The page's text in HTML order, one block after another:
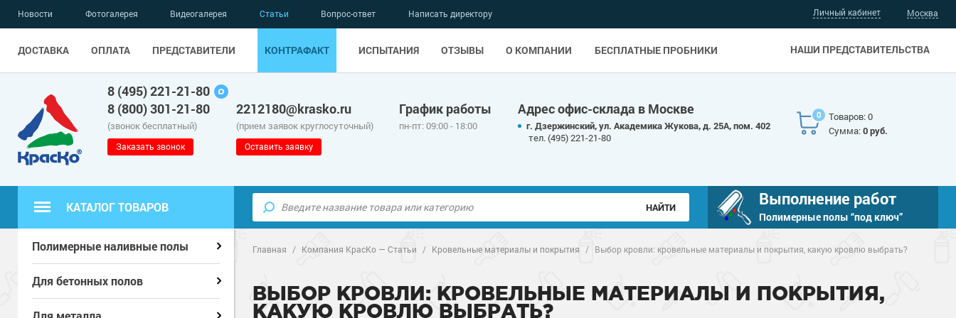
Личный кабинет
НАШИ ПРЕДСТАВИТЕЛЬСТВА
Новости Фотогалерея Видеогалерея Статьи Вопрос-ответ Написать директору
ДОСТАВКА ОПЛАТА ПРЕДСТАВИТЕЛИ КОНТРАФАКТ ИСПЫТАНИЯ ОТЗЫВЫ О КОМПАНИИ БЕСПЛАТНЫЕ ПРОБНИКИ
Москва
8 (495) 221-21-80
8 (800) 301-21-80
(звонок бесплатный)
Заказать звонок
2212180@krasko.ru
(прием заявок круглосуточный)
Оставить заявку
График работы
пн-пт: 09:00 - 18:00
Адрес офис-склада в Москве
г. Дзержинский, ул. Академика Жукова, д. 25А, пом. 402
тел. (495) 221-21-80
0
Товаров: 0
Сумма:0 руб.
КАТАЛОГ ТОВАРОВ Выполнение работ
Полимерные полы “под ключ”
Полимерные наливные полы Полиуретановые полы
Водно-эпоксидные наливные
Для бетонных полов
Эпоксидные полы
Грунт-эмали по металлу
Главная / Компания КрасКо — Статьи / Кровельные материалы и покрытия / Выбор кровли: кровельные материалы и покрытия, какую кровлю выбрать?
ВЫБОР КРОВЛИ: КРОВЕЛЬНЫЕ МАТЕРИАЛЫ И ПОКРЫТИЯ,
КАКУЮ КРОВЛЮ ВЫБРАТЬ?
Полимерные наливные полы Полиуретановые полы
Водно-эпоксидные наливные
Для бетонных полов
Эпоксидные полы
Грунт-эмали по металлу